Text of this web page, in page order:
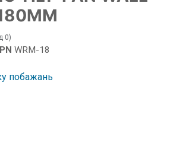
0)
WRM-18
побажань